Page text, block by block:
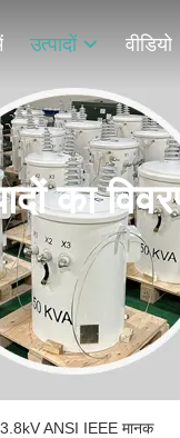
उत्पादों वीडियो
का
ANSI IEEE मानक